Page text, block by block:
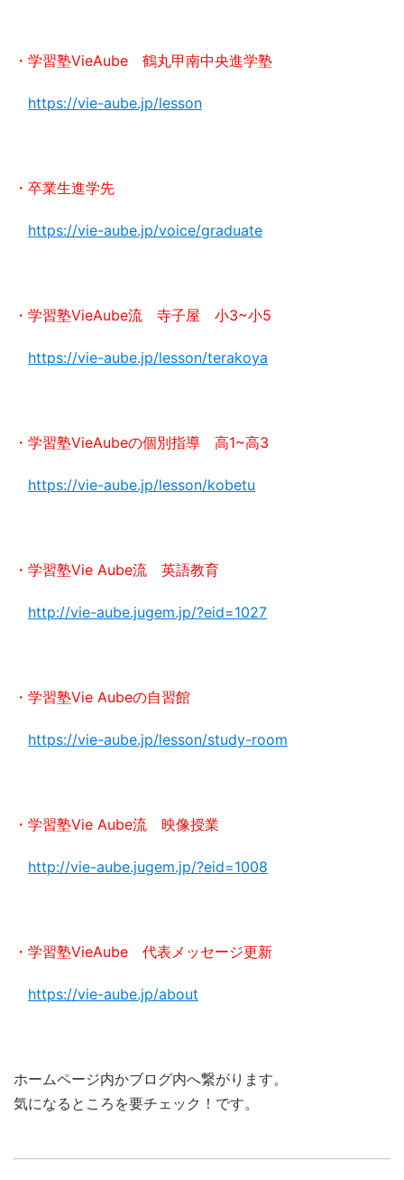
・学習塾VieAube 鶴丸甲南中央進学塾
https://vie-aube.jp/lesson
・卒業生進学先
https://vie-aube.jp/voice/graduate
・学習塾VieAube流 寺子屋 小3~小5
https://vie-aube.jp/lesson/terakoya
・学習塾VieAubeの個別指導 高1~高3
https://vie-aube.jp/lesson/kobetu
・学習塾Vie Aube流 英語教育
http://vie-aube.jugem.jp/?eid=1027
・学習塾Vie Aubeの自習館
https://vie-aube.jp/lesson/study-room
・学習塾Vie Aube流 映像授業
http://vie-aube.jugem.jp/?eid=1008
・学習塾VieAube 代表メッセージ更新
https://vie-aube.jp/about
ホームページ内かブログ内へ繋がります。
気になるところを要チェック！です。